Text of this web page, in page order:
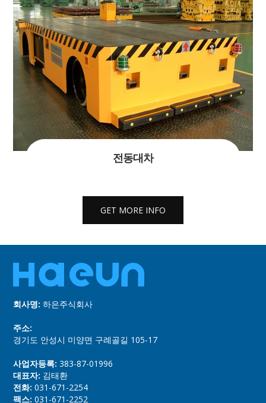
전동대차
GET MORE INFO
회사명: 하은주식회사
주소:
경기도 안성시 미양면 구례골길 105-17
사업자등록: 383-87-01996
대표자: 김태환
전화: 031-671-2254
팩스: 031-671-2252